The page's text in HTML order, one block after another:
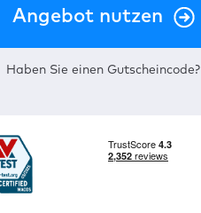
Haben Sie einen Gutscheincode?